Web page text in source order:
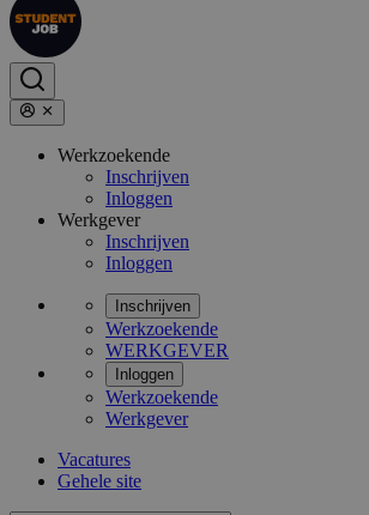
Werkzoekende
Inschrijven
Inloggen
Werkgever
Inschrijven
Inloggen
Inschrijven
Werkzoekende
WERKGEVER
Inloggen
Werkzoekende
Werkgever
Vacatures
Gehele site